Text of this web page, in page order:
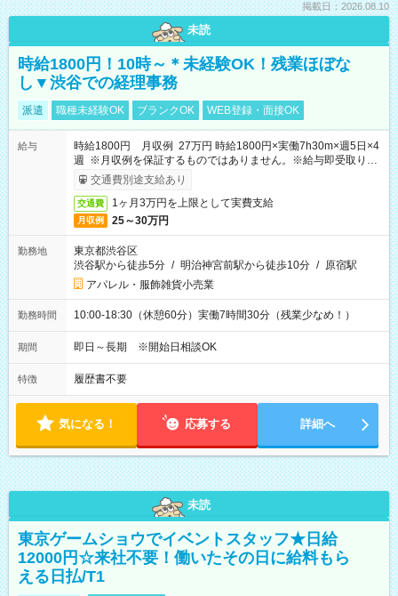
掲載日：2026.08.10
未読
時給1800円！10時～＊未経験OK！残業ほぼな
し▼渋谷での経理事務
派遣 職種未経験OK ブランクOK WEB登録・面接OK
給与
時給1800円 月収例 27万円 時給1800円×実働7h30m×週5日×4
週 ※月収例を保証するものではありません。※給与即受取りサ
ービス利用可（利用条件有）
交通費別途支給あり
交通費 1ヶ月3万円を上限として実費支給
月収例 25～30万円
勤務地
東京都渋谷区
渋谷駅から徒歩5分 / 明治神宮前駅から徒歩10分 / 原宿駅
アパレル・服飾雑貨小売業
勤務時間 10:00-18:30（休憩60分）実働7時間30分（残業少なめ！）
期間 即日～長期 ※開始日相談OK
特徴 履歴書不要
気になる！ 応募する 詳細へ
未読
東京ゲームショウでイベントスタッフ★日給
12000円☆来社不要！働いたその日に給料もら
える日払/T1